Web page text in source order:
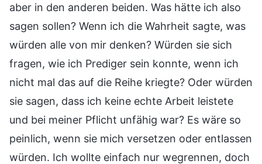
aber in den anderen beiden. Was hätte ich also
sagen sollen? Wenn ich die Wahrheit sagte, was
würden alle von mir denken? Würden sie sich
fragen, wie ich Prediger sein konnte, wenn ich
nicht mal das auf die Reihe kriegte? Oder würden
sie sagen, dass ich keine echte Arbeit leistete
und bei meiner Pflicht unfähig war? Es wäre so
peinlich, wenn sie mich versetzen oder entlassen
würden. Ich wollte einfach nur wegrennen, doch